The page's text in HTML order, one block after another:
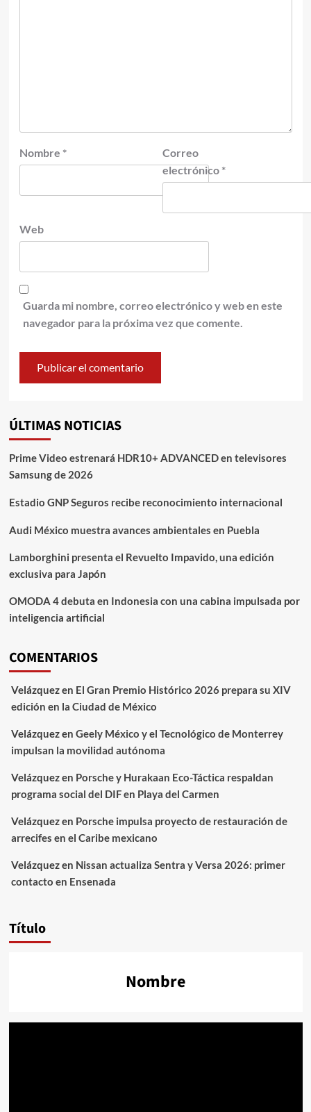
Nombre *
Correo
electrónico *
Web
Guarda mi nombre, correo electrónico y web en este
navegador para la próxima vez que comente.
ÚLTIMAS NOTICIAS
Prime Video estrenará HDR10+ ADVANCED en televisores
Samsung de 2026
Estadio GNP Seguros recibe reconocimiento internacional
Audi México muestra avances ambientales en Puebla
Lamborghini presenta el Revuelto Impavido, una edición
exclusiva para Japón
OMODA 4 debuta en Indonesia con una cabina impulsada por
inteligencia artificial
COMENTARIOS
Velázquezen El Gran Premio Histórico 2026 prepara su XIV
edición en la Ciudad de México
Velázquezen Geely México y el Tecnológico de Monterrey
impulsan la movilidad autónoma
Velázquezen Porsche y Hurakaan Eco-Táctica respaldan
programa social del DIF en Playa del Carmen
Velázquezen Porsche impulsa proyecto de restauración de
arrecifes en el Caribe mexicano
Velázquezen Nissan actualiza Sentra y Versa 2026: primer
contacto en Ensenada
Título
Nombre